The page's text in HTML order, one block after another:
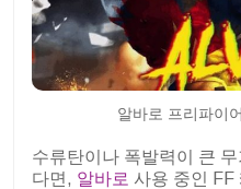
알바로 프리파이
수류탄이나 폭발력이 큰
다면, 알바로 사용 중인 FF